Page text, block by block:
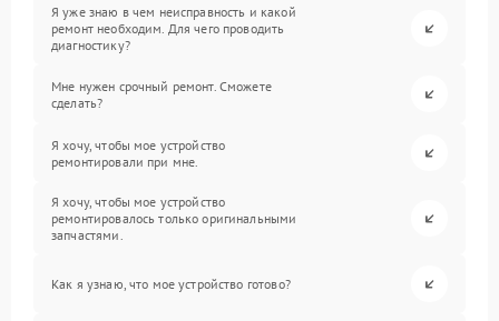
Я уже знаю в чем неисправность и какой
ремонт необходим. Для чего проводить
диагностику?
Мне нужен срочный ремонт. Сможете
сделать?
Я хочу, чтобы мое устройство
ремонтировали при мне.
Я хочу, чтобы мое устройство
ремонтировалось только оригинальными
запчастями.
Как я узнаю, что мое устройство готово?